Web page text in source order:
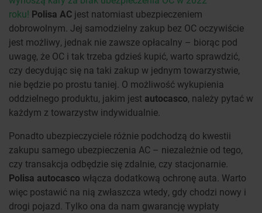
roku! Polisa AC jest natomiast ubezpieczeniem
dobrowolnym. Jej samodzielny zakup bez OC oczywiście
jest możliwy, jednak nie zawsze opłacalny – biorąc pod
uwagę, że OC i tak trzeba gdzieś kupić, warto sprawdzić,
czy decydując się na taki zakup w jednym towarzystwie,
nie będzie po prostu taniej. O możliwość wykupienia
oddzielnego produktu, jakim jest autocasco, należy pytać w
każdym z towarzystw indywidualnie.
Ponadto ubezpieczyciele różnie podchodzą do kwestii
zakupu samego ubezpieczenia AC – niezależnie od tego,
czy transakcja odbędzie się zdalnie, czy stacjonarnie.
Polisa autocascowłącza dodatkową ochronę auta. Warto
więc postawić na nią zwłaszcza wtedy, gdy chodzi nowy i
drogi pojazd. Tylko ona da nam gwarancję wypłaty